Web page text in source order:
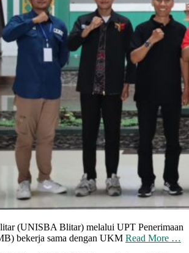
(UNISBA Blitar) melalui UPT Penerimaan
bekerja sama dengan UKM Read More …